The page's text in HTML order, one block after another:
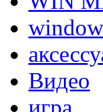
Видео
игра